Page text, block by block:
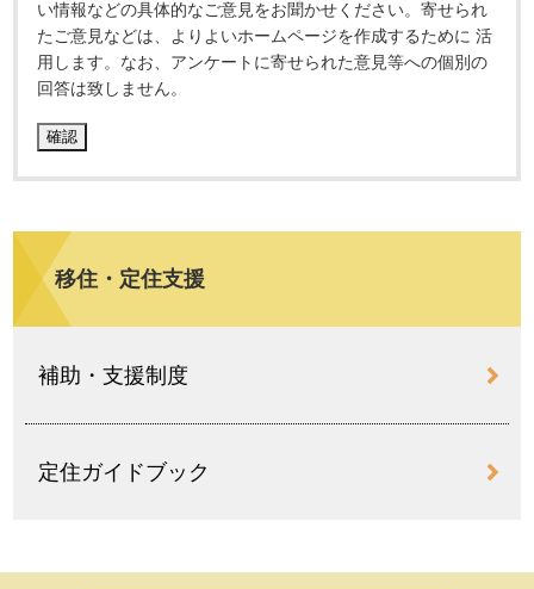
い情報などの具体的なご意見をお聞かせください。寄せられ
たご意見などは、よりよいホームページを作成するために 活
用します。なお、アンケートに寄せられた意見等への個別の
回答は致しません。
移住・定住支援
補助・支援制度
定住ガイドブック